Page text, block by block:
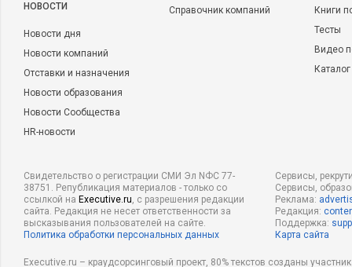
НОВОСТИ
Новости дня
Новости компаний
Отставки и назначения
Новости образования
Новости Сообщества
HR-новости
Справочник компаний
Книги
Тесты
Видео
Свидетельство о регистрации СМИ Эл NФС 77-
38751. Републикация материалов - только со
ссылкой на Executive.ru, с разрешения редакции
сайта. Редакция не несет ответственности за
высказывания пользователей на сайте.
Политика обработки персональных данных
Сервисы,
Сервисы,
Реклама:
Редакция:
Поддержка:
Карта сайта
Executive.ru – краудсорсинговый проект, 80% текстов созданы